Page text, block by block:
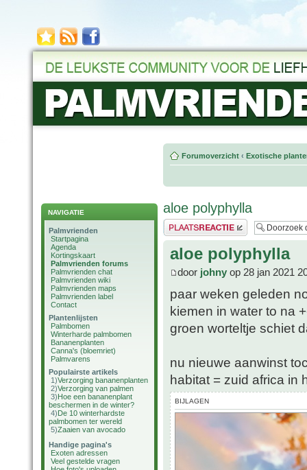
NAVIGATIE
Palmvrienden
Startpagina
Agenda
Kortingskaart
Palmvrienden forums
Palmvrienden chat
Palmvrienden wiki
Palmvrienden maps
Palmvrienden label
Contact
Plantenlijsten
Palmbomen
Winterharde palmbomen
Bananenplanten
Canna's (bloemriet)
Palmvarens
Populairste artikels
1)Verzorging bananenplanten
2)Verzorging van palmen
3)Hoe een bananenplant
beschermen in de winter?
4)De 10 winterhardste
palmbomen ter wereld
5)Zaaien van avocado
Handige pagina's
Exoten adressen
Veel gestelde vragen
Forumoverzicht ‹ Exotische
aloe polyphylla
Plaats een reactie
aloe polyphylla
door johny op 28 jan 2021
paar weken geleden
kiemen in water to na
groen worteltje schiet
nu nieuwe aanwinst
habitat = zuid africa in
BIJLAGEN